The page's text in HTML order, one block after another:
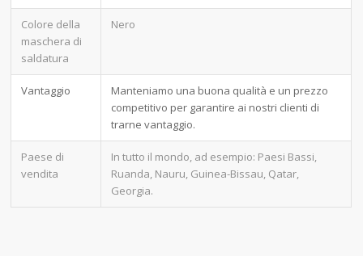
Colore della
maschera di
saldatura
Nero
Vantaggio
Manteniamo una buona qualità e un prezzo
competitivo per garantire ai nostri clienti di
trarne vantaggio.
Paese di
vendita
In tutto il mondo, ad esempio: Paesi Bassi,
Ruanda, Nauru, Guinea-Bissau, Qatar,
Georgia.